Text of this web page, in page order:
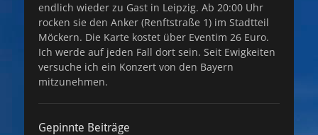
endlich wieder zu Gast in Leipzig. Ab 20:00 Uhr
rocken sie den Anker (Renftstraße 1) im Stadtteil
Möckern. Die Karte kostet über Eventim 26 Euro.
Ich werde auf jeden Fall dort sein. Seit Ewigkeiten
versuche ich ein Konzert von den Bayern
mitzunehmen.
Gepinnte Beiträge